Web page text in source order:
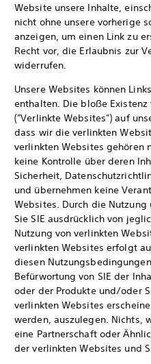
Website unsere Inhalte,
nicht ohne unsere vorherige
anzeigen, um einen Link zu
Recht vor, die Erlaubnis zur
widerrufen.
Unsere Websites können
enthalten. Die bloße
("Verlinkte Websites") auf
dass wir die verlinkten
verlinkten Websites gehören
keine Kontrolle über deren
Sicherheit,
und übernehmen keine
Websites. Durch die
Sie SIE ausdrücklich von
Nutzung von verlinkten
verlinkten Websites erfolgt
diesen
Befürwortung von SIE der
oder der Produkte und/oder
verlinkten Websites
werden, auszulegen. Nichts,
eine Partnerschaft oder
der verlinkten Websites und